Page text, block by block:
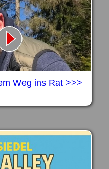
Weg ins Rat >>>